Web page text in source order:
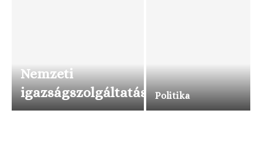
Nemzeti
igazságszolgáltatás
Politika